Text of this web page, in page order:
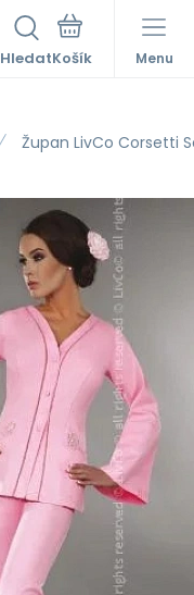
Hledat Menu
Župan LivCo Corsetti